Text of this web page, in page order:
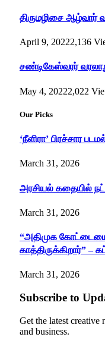
திருமழிசை ஆழ்வார்
April 9, 20222,136
சண்டிகேஸ்வரர்
May 4, 20222,022
Our Picks
‘நீளிரா’ பிரச்சார
March 31, 2026
அரசியல் கதையில்
March 31, 2026
“அதிமுக
காத்திருக்கிறார்” –
March 31, 2026
Subscribe to
Get the latest creative
and business.